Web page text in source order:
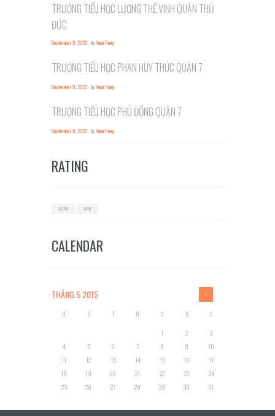
TRƯỜNG TIỂU HỌC LƯƠNG THẾ VINH QUẬN THỦ
ĐỨC
September 9, 2020 byXuan Trang
TRƯỜNG TIỂU HỌC PHAN HUY THÚC QUẬN 7
September 9, 2020 byXuan Trang
TRƯỜNG TIỂU HỌC PHÙ ĐỔNG QUẬN 7
September 9, 2020 byXuan Trang
RATING
author user
CALENDAR
THÁNG 52015
H B T N S B C
1 2
3
4
5 6 7 8 9
10
11
12 13 14 15 16
17
18
19 20 21 22 23
24
25
26 27 28 29 30 31